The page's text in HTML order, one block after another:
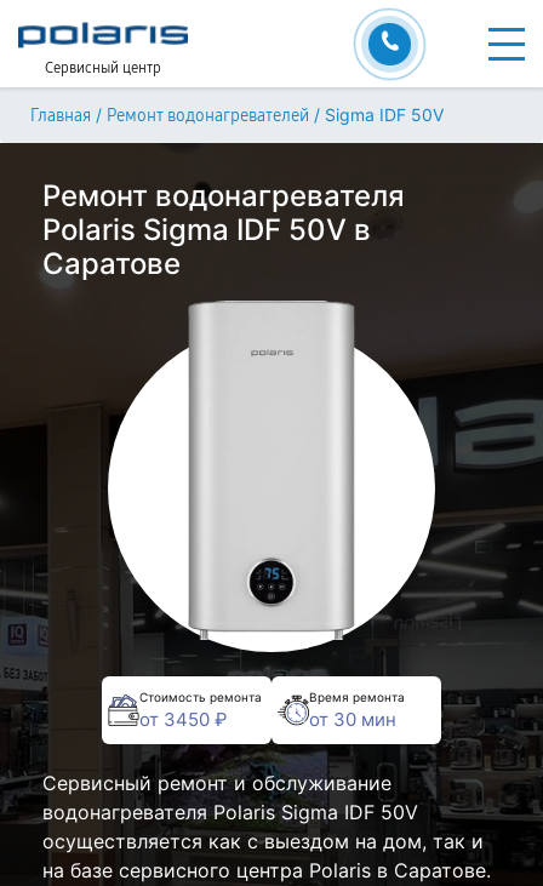
Сервисный центр
Главная / Ремонт водонагревателей / Sigma IDF 50V
Ремонт водонагревателя
Polaris Sigma IDF 50V в
Саратове
Стоимость ремонта
от 3450 ₽
Время ремонта
от 30 мин
Сервисный ремонт и обслуживание
водонагревателя Polaris Sigma IDF 50V
осуществляется как с выездом на дом, так и
на базе сервисного центра Polaris в Саратове.